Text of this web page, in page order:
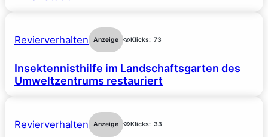
Revierverhalten Anzeige Klicks: 73
Insektennisthilfe im Landschaftsgarten des
Umweltzentrums restauriert
Revierverhalten Anzeige Klicks: 33